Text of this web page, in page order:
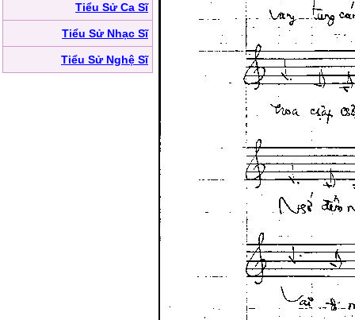
Tiểu Sử Ca Sĩ
Tiểu Sử Nhạc Sĩ
Tiểu Sử Nghệ Sĩ